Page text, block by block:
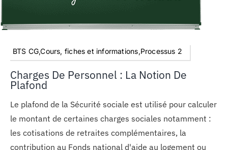
BTS CG,Cours, fiches et informations,Processus 2
Charges De Personnel : La Notion De
Plafond
Le plafond de la Sécurité sociale est utilisé pour calculer
le montant de certaines charges sociales notamment :
les cotisations de retraites complémentaires, la
contribution au Fonds national d'aide au logement ou